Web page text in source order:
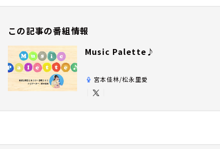
この記事の番組情報
Music Palette♪
宮本佳林/松永里愛